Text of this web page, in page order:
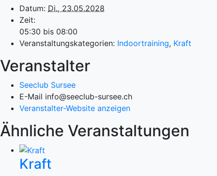
Datum: Di., 23.05.2028
Zeit:
05:30 bis 08:00
Veranstaltungskategorien: Indoortraining, Kraft
Veranstalter
Seeclub Sursee
E-Mail info@seeclub-sursee.ch
Veranstalter-Website anzeigen
Ähnliche Veranstaltungen
Kraft